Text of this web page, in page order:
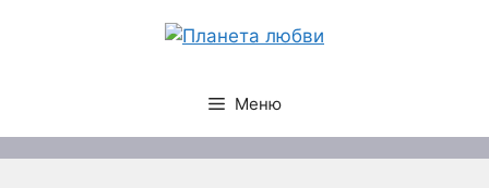
Меню